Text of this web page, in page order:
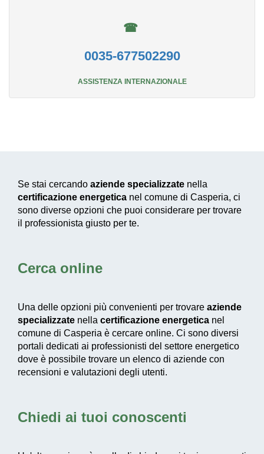
☎
0035-677502290
ASSISTENZA INTERNAZIONALE
Se stai cercando aziende specializzate nella
certificazione energetica nel comune di Casperia, ci
sono diverse opzioni che puoi considerare per trovare
il professionista giusto per te.
Cerca online
Una delle opzioni più convenienti per trovare aziende
specializzate nella certificazione energetica nel
comune di Casperia è cercare online. Ci sono diversi
portali dedicati ai professionisti del settore energetico
dove è possibile trovare un elenco di aziende con
recensioni e valutazioni degli utenti.
Chiedi ai tuoi conoscenti